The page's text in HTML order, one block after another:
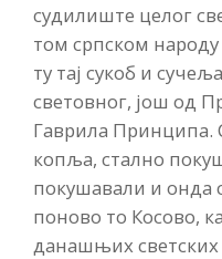
судилиште целог
том српском
ту тај сукоб и
световног, још од
Гаврила Принципа.
копља, стално
покушавали и онда
поново то Косово,
данашњих светских